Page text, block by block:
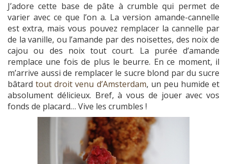
J’adore cette base de pâte à crumble qui permet de
varier avec ce que l’on a. La version amande-cannelle
est extra, mais vous pouvez remplacer la cannelle par
de la vanille, ou l’amande par des noisettes, des noix de
cajou ou des noix tout court. La purée d’amande
remplace une fois de plus le beurre. En ce moment, il
m’arrive aussi de remplacer le sucre blond par du sucre
bâtardtout droit venu d’Amsterdam, un peu humide et
absolument délicieux. Bref, à vous de jouer avec vos
fonds de placard… Vive les crumbles !